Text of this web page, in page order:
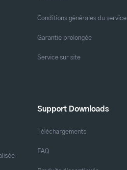
Conditions générales du service
Garantie prolongée
Service sur site
Support Downloads
Téléchargements
FAQ